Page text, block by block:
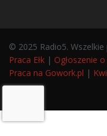
© 2025 Radio5.
Praca Ełk | Ogłoszenie
Praca na Gowork.pl |